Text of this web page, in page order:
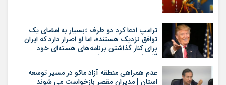
ترامپ ادعا کرد دو طرف «بسیار به امضای یک
توافق نزدیک هستند»، اما او اصرار دارد که ایران
برای کنار گذاشتن برنامه‌های هسته‌ای خود
گام‌های بیشتری بردارد
عدم همراهی منطقه آزاد ماکو در مسیر توسعه
استان | مدیران مقصر بازخواست می شوند